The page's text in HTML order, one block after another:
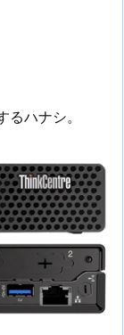
るハナシ。